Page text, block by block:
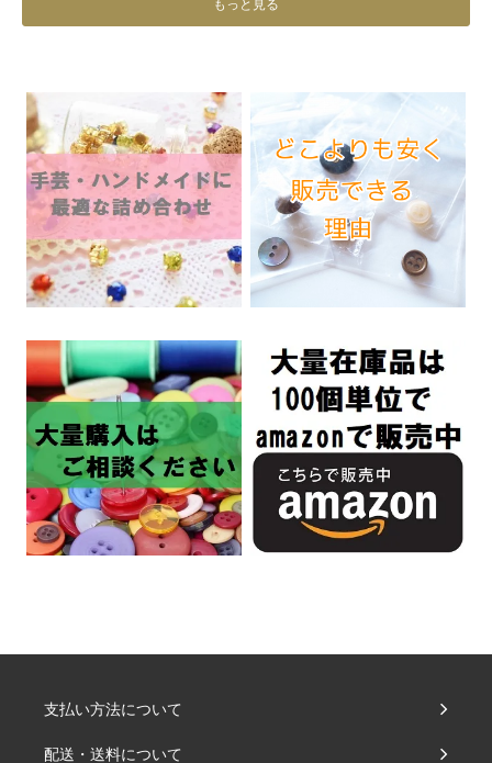
もっと見る
支払い方法について
配送・送料について